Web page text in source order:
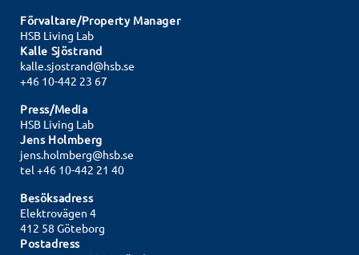
Förvaltare/Property Manager
HSB Living Lab
Kalle Sjöstrand
kalle.sjostrand@hsb.se
+46 10-442 23 67
Press/Media
HSB Living Lab
Jens Holmberg
jens.holmberg@hsb.se
tel +46 10-442 21 40
Besöksadress
Elektrovägen 4
412 58 Göteborg
Postadress